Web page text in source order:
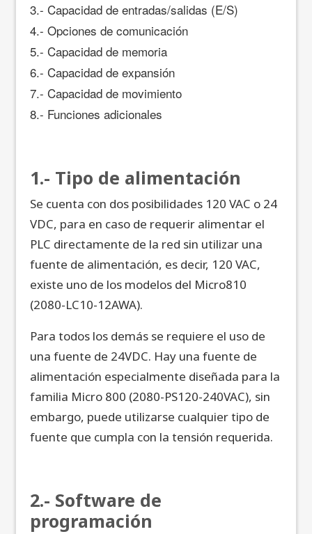
3.- Capacidad de entradas/salidas (E/S)
4.- Opciones de comunicación
5.- Capacidad de memoria
6.- Capacidad de expansión
7.- Capacidad de movimiento
8.- Funciones adicionales
1.- Tipo de alimentación
Se cuenta con dos posibilidades 120 VAC o 24
VDC, para en caso de requerir alimentar el
PLC directamente de la red sin utilizar una
fuente de alimentación, es decir, 120 VAC,
existe uno de los modelos del Micro810
(2080-LC10-12AWA).
Para todos los demás se requiere el uso de
una fuente de 24VDC. Hay una fuente de
alimentación especialmente diseñada para la
familia Micro 800 (2080-PS120-240VAC), sin
embargo, puede utilizarse cualquier tipo de
fuente que cumpla con la tensión requerida.
2.- Software de
programación